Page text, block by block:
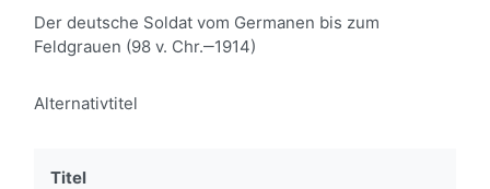
Der deutsche Soldat vom Germanen bis zum
Feldgrauen (98 v. Chr.‒1914)
Alternativtitel
Titel